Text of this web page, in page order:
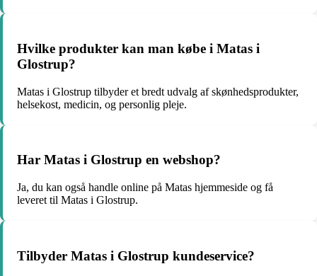
Hvilke produkter kan man købe i Matas i
Glostrup?
Matas i Glostrup tilbyder et bredt udvalg af skønhedsprodukter,
helsekost, medicin, og personlig pleje.
Har Matas i Glostrup en webshop?
Ja, du kan også handle online på Matas hjemmeside og få
leveret til Matas i Glostrup.
Tilbyder Matas i Glostrup kundeservice?